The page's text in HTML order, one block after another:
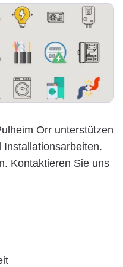
Orr unterstützen
Kontaktieren Sie uns